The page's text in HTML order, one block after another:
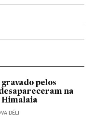
Facebook
pelos
na
DÉLI